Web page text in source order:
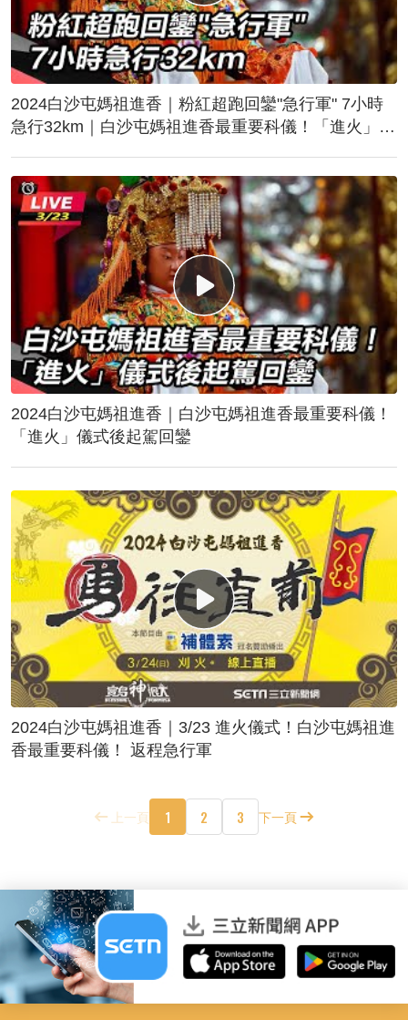
2024白沙屯媽祖進香｜粉紅超跑回鑾"急行軍" 7小時
急行32km｜白沙屯媽祖進香最重要科儀！「進火」儀
2024白沙屯媽祖進香｜白沙屯媽祖進香最重要科儀！
「進火」儀式後起駕回鑾
2024白沙屯媽祖進香｜3/23 進火儀式！白沙屯媽祖進
香最重要科儀！ 返程急行軍
上一頁 1 2 3 下一頁